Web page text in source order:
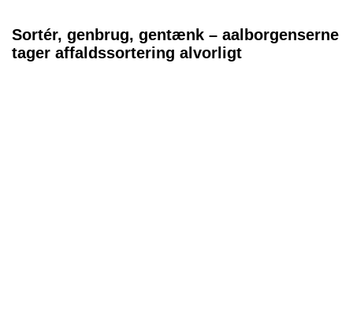
Sortér, genbrug, gentænk – aalborgenserne
tager affaldssortering alvorligt